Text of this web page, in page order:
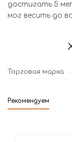
достигать 5
мог весить до
Торговая марка
Рекомендуем